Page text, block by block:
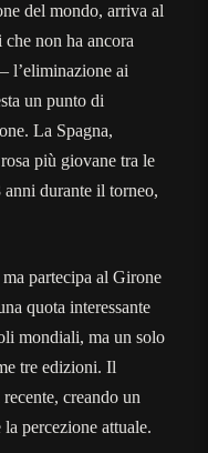
del mondo, arriva al
non ha ancora
l’eliminazione ai
un punto di
La Spagna,
più giovane tra le
durante il torneo,
partecipa al Girone
quota interessante
mondiali, ma un solo
tre edizioni. Il
creando un
percezione attuale.